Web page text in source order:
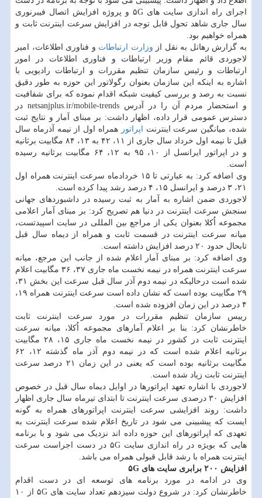
اجرای راه اندازی سایت های ۵G و پروژه افزایش اتصال فیبرنوری
سال جاری شاهد تحول قابل توجه در افزایش سرعت اینترنت ثابت و
همراه خواهیم بود.
به گزارش رهاتل به نقل از وزارت ارتباطات و فناوری اطلاعات، امیر
لاجوردی قائم مقام وزیر ارتباطات و فناوری اطلاعات در امور
ارتباطات و رئیس سازمان تنظیم مقررات و ارتباطات رادیویی با
اشاره به اینکه این سازمان بعنوان رگولاتور این حوزه به طور دقیق
نسبت به رصد و بررسی کیفیت شبکه اقدام نموده که برای شفافیت
و استحضار مردم آن را در آدرس netsanjplus.ir/mobile-trends در
دسترس عمومی قرار داده، اظهار داشت: بر مبنای آمار و نتایج ثبت
شده، میانگین سرعت اینترنت اپراتور همراه اول از نیمه آذرماه سال
قبل تا نیمه اول خرداد سال جاری از ۱۱، ۴۲ به ۱۳، ۸۴ مگابیت برثانیه
و در اپراتور ایرانسل از ۱۰، ۹۵ به ۱۲، ۶۴ مگابیت برثانیه رسیده
است.
وی اضافه کرد: به عبارتی تا ۱۵ خردادماه سرعت اینترنت همراه اول
۲۱، ۳ درصد و ایرانسل ۱۵، ۴ درصد رشد پیدا کرده است.
لاجوردی ضمن اشاره به آمار به ثبت رسیده در داشبوردهای جهانی
سنجش سرعت اینترنت در دنیا هم تصریح کرد: بر مبنای آمار اعلامی
مجموعه اُکلا بعنوان یکی از مراجع بین المللی در سایت اسپیدتست،
میانه سرعت اینترنت در قسمت ثابت و همراه از دیماه سال قبل
تابحال حدود ۲۰ درصد افزایش داشته است.
وی اضافه کرد: بر مبنای آمار اعلام شده از جانب این مرجع، میانه
سرعت اینترنت همراه در نیمه نخست ماه جاری ۳۷، ۳۶ مگابیت اعلام
شده است درحالیکه در نیمه دوم آذر سال قبل سرعت این بخش ۳۱،
۲۹ مگابیت بوده است که نشان داده است سرعت اینترنت همراه ۱۹،
۴ درصد در این زمان افزوده شده است.
رییس سازمان تنظیم مقررات در مورد سرعت اینترنت ثابت
خاطرنشان کرد: بنا بر اعلام آمارهای مجموعه اُکلا، میانه سرعت
اینترنت ثابت در کشور در نیمه نخست ماه جاری ۱۵، ۲۸ مگابیت
برثانیه اعلام شده است که در نیمه دوم آذر ماه گذشته ۱۲، ۶۲
مگابیت برثانیه بوده است که یعنی در این زمان ۲۱ درصد سرعت
اینترنت ثابت زیاد شده است.
لاجوردی با اشاره تعهد اپراتورها در اوایل دیماه سال قبل در خصوص
افزایش ۳۰ درصدی سرعت اینترنت تا ابتدای تیرماه سال جاری اظهار
داشت: روند افزایشی سرعت اینترنت اپراتورهای همراه به گونه
ایست که پیشبینی می شود در تاریخ اعلام شده سرعت اینترنت به
تعهدی که اپراتورهای این حوزه داده اند نزدیک می شود و با برنامه
هایی که بویژه در راه اندازی سایت ۵G در دست اجراست سرعت
اینترنت همراه با رشد قابل قبولی همراه می باشد.
افزایش ۲۰۰ برابری سایت های ۵G
وی در ادامه در مورد برنامه های توسعه ای در دست اقدام
خاطرنشان کرد: در شروع دولت سیزدهم تعداد سایت های ۵G از ۱۰